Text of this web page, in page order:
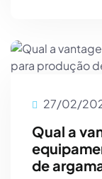
27/02/
Qual a
de